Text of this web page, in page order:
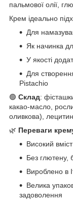
пальмової олії,
Крем ідеально
Для
Як начинка
У якості
Для
Pistachio
🟢 Склад:
какао-масло,
оливкова),
🌿 Переваги
Високий
Без глютену,
Вироблено в
Велика
задоволення